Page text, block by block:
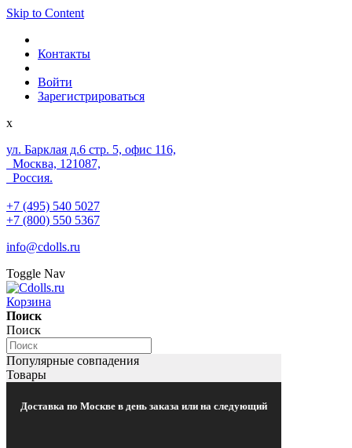
Skip to Content
Контакты
Войти
Зарегистрироваться
x
ул. Барклая д.6 стр. 5, офис 116,
Москва, 121087,
Россия.
+7 (495) 540 5027
+7 (800) 550 5367
info@cdolls.ru
Toggle Nav
Корзина
Поиск
Поиск
Популярные совпадения
Товары
Доставка по Москве в день заказа или на следующий